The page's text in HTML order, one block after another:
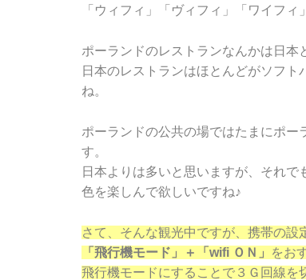
「ウィフィ」「ヴィフィ」「ワイフ
ポーランドのレストランなんかは日本
日本のレストランはほとんどがソフ
ね。
ポーランドの公共の場ではたまにポー
す。
日本よりは多いと思いますが、それ
色を楽しんで欲しいですね♪
さて、そんな観光中ですが、携帯の設
「飛行機モード」＋「wifi ＯＮ」
をお
飛行機モードにすることで３Ｇ回線を